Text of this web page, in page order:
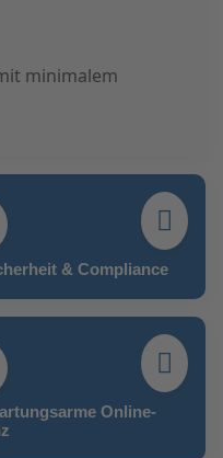
minimalem
& Compliance
Online-